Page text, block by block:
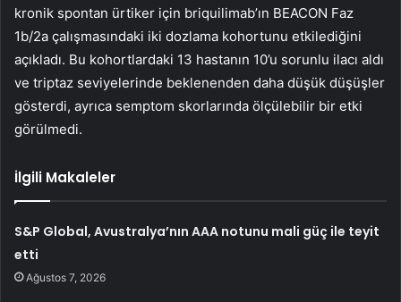
kronik spontan ürtiker için briquilimab’ın BEACON Faz
1b/2a çalışmasındaki iki dozlama kohortunu etkilediğini
açıkladı. Bu kohortlardaki 13 hastanın 10’u sorunlu ilacı aldı
ve triptaz seviyelerinde beklenenden daha düşük düşüşler
gösterdi, ayrıca semptom skorlarında ölçülebilir bir etki
görülmedi.
İlgili Makaleler
S&P Global, Avustralya’nın AAA notunu mali güç ile teyit
etti
Ağustos 7, 2026